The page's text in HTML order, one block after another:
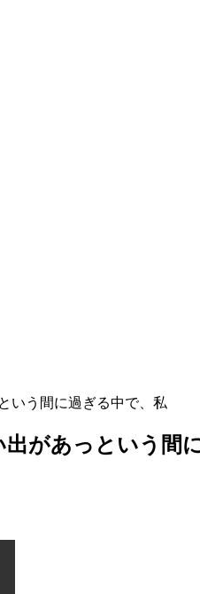
いう間に過ぎる中で、私
があっという間